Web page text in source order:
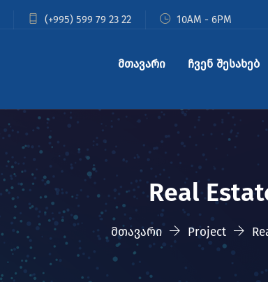
(+995) 599 79 23 22 10AM - 6PM
მთავარი ჩვენ შესახებ
Real
მთავარი Project